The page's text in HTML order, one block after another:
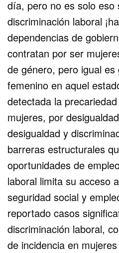
día, pero no es solo eso
discriminación laboral
dependencias de
contratan por ser
de género, pero igual
femenino en aquel
detectada la
mujeres, por
desigualdad y
barreras estructurales
oportunidades de
laboral limita su acceso
seguridad social y
reportado casos
discriminación laboral,
de incidencia en